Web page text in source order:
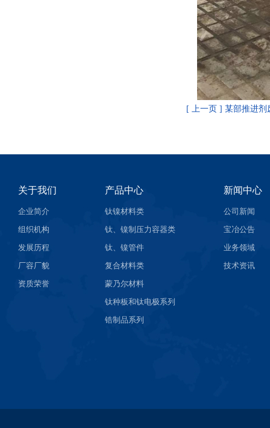
[ 上一页 ] 某部推进剂
关于我们
企业简介
组织机构
发展历程
厂容厂貌
资质荣誉
产品中心
钛镍材料类
钛、镍制压力容器类
钛、镍管件
复合材料类
蒙乃尔材料
钛种板和钛电极系列
锆制品系列
新闻中心
公司新闻
宝冶公告
业务领域
技术资讯